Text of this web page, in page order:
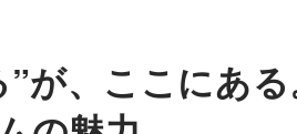
が、ここにあ